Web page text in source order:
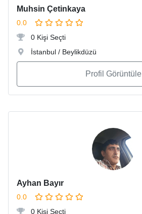
Muhsin Çetinkaya
0.0
0 Kişi Seçti
İstanbul / Beylikdüzü
Profil Görüntüle
Ayhan Bayır
0.0
0 Kişi Seçti